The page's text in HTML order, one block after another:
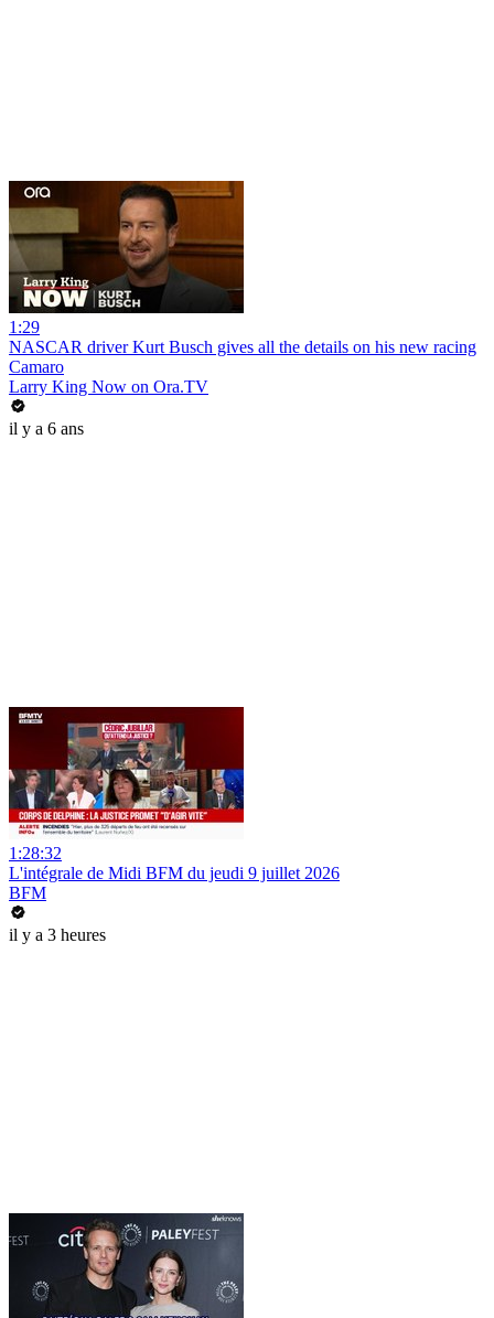
1:29
NASCAR driver Kurt Busch gives all the details on his new racing
Camaro
Larry King Now on Ora.TV
il y a 6 ans
1:28:32
L'intégrale de Midi BFM du jeudi 9 juillet 2026
BFM
il y a 3 heures